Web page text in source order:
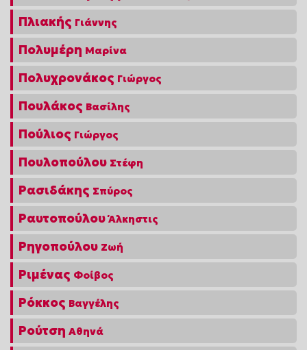
Πλιακής Γιάννης
Πολυμέρη Μαρίνα
Πολυχρονάκος Γιώργος
Πουλάκος Βασίλης
Πούλιος Γιώργος
Πουλοπούλου Στέφη
Ρασιδάκης Σπύρος
Ραυτοπούλου Άλκηστις
Ρηγοπούλου Ζωή
Ριμένας Φοίβος
Ρόκκος Βαγγέλης
Ρούτση Αθηνά